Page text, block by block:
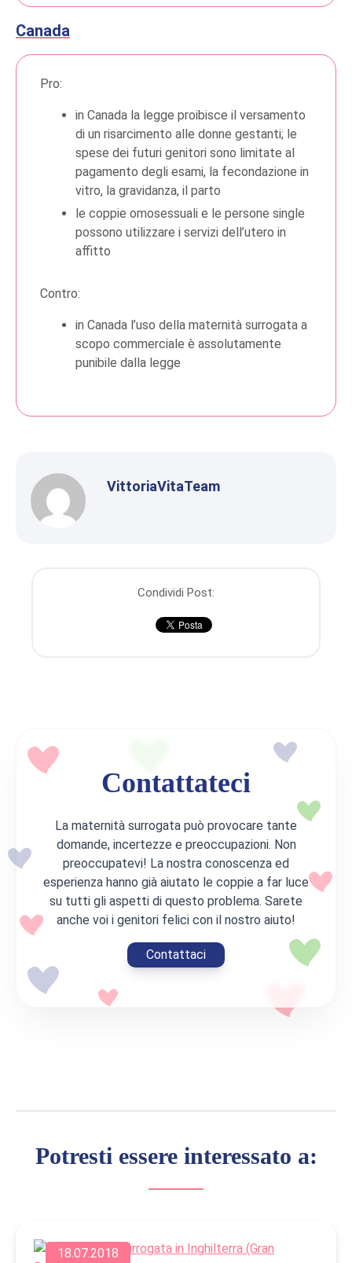
Canada
Pro:
in Canada la legge proibisce il versamento
di un risarcimento alle donne gestanti; le
spese dei futuri genitori sono limitate al
pagamento degli esami, la fecondazione in
vitro, la gravidanza, il parto
le coppie omosessuali e le persone single
possono utilizzare i servizi dell’utero in
affitto
Contro:
in Canada l’uso della maternità surrogata a
scopo commerciale è assolutamente
punibile dalla legge
VittoriaVitaTeam
Condividi Post:
Contattateci
La maternità surrogata può provocare tante
domande, incertezze e preoccupazioni. Non
preoccupatevi! La nostra conoscenza ed
esperienza hanno già aiutato le coppie a far luce
su tutti gli aspetti di questo problema. Sarete
anche voi i genitori felici con il nostro aiuto!
Contattaci
Potresti essere interessato a:
18.07.2018